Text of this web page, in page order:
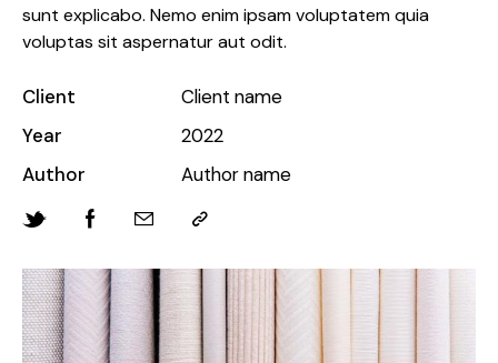
sunt explicabo. Nemo enim ipsam voluptatem quia
voluptas sit aspernatur aut odit.
Client
Client name
Year
2022
Author
Author name